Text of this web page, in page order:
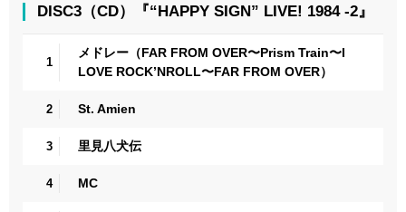
DISC3（CD）『“HAPPY SIGN” LIVE! 1984 -2』
1
メドレー（FAR FROM OVER〜Prism Train〜I
LOVE ROCK’NROLL〜FAR FROM OVER）
2 St. Amien
3 里見八犬伝
4 MC